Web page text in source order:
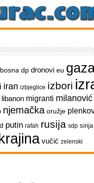
bosna dp dronovi eu
iran izbjeglice izbori
libanon migranti milanović
njemačka oružje
putin rafah rusija sdp sirija
vučić zelenski